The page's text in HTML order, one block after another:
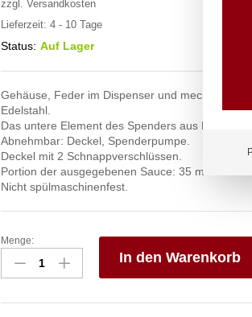
zzgl. Versandkosten
Lieferzeit: 4 - 10 Tage
Status: Auf Lager
Gehäuse, Feder im Dispenser und
Edelstahl.
Das untere Element des Spenders aus
Abnehmbar: Deckel, Spenderpumpe.
Deckel mit 2 Schnappverschlüssen.
Portion der ausgegebenen Sauce: 35 ml
Nicht spülmaschinenfest.
Saucenspender,
Edelstahl,
einzeln,
Menge:
In den Warenkorb